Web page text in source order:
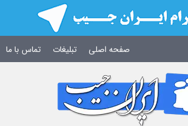
صفحه اصلی تبلیغات تماس با ما